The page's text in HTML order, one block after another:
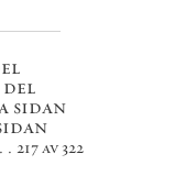
sidan
. 217 av 322